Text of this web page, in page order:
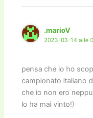
.marioV
2023-03-14 alle
pensa che io ho
campionato italiano
che io non ero
lo ha mai vinto!)